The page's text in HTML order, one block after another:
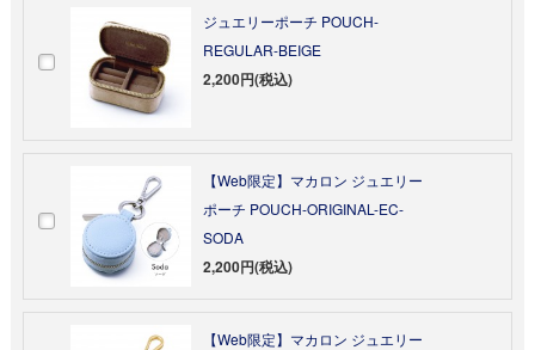
ジュエリーポーチ POUCH-
REGULAR-BEIGE
2,200円(税込)
【Web限定】マカロン ジュエリー
ポーチ POUCH-ORIGINAL-EC-
SODA
2,200円(税込)
【Web限定】マカロン ジュエリー